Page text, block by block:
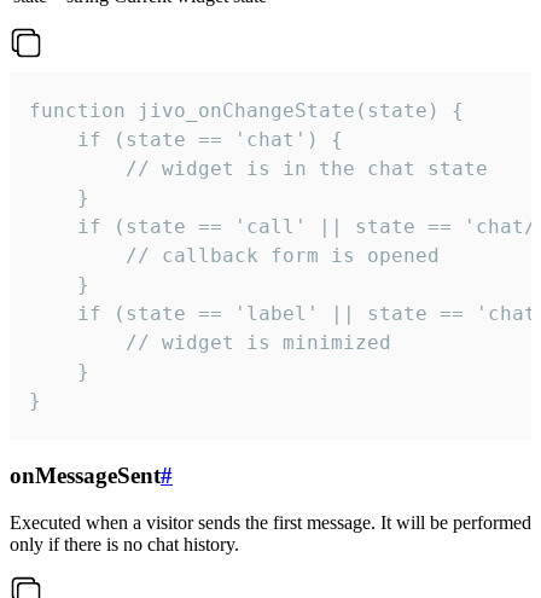
function jivo_onChangeState(state) {
    if (state == 'chat') {
        // widget is in the chat state
    }
if (state == 'call' || state ==
        // callback form is opened
    }
if (state == 'label' || state ==
        // widget is minimized
    }
}
onMessageSent#
Executed when a visitor sends the first message. It will be performed
only if there is no chat history.